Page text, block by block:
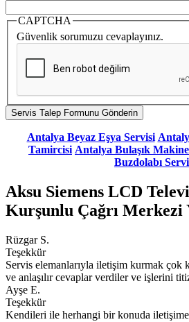
CAPTCHA
Güvenlik sorumuzu cevaplayınız.
Antalya Beyaz Eşya Servisi
Tamircisi Antalya Bulaşık
Buzdolabı
Aksu Siemens LCD
Kurşunlu Çağrı Merkezi
Rüzgar S.
Teşekkür
Servis elemanlarıyla iletişim kurmak çok
ve anlaşılır cevaplar verdiler ve işlerini
Ayşe E.
Teşekkür
Kendileri ile herhangi bir konuda iletişime